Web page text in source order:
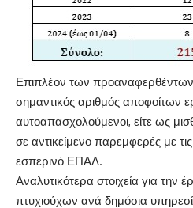
Επιπλέον των προαναφερθέντων,
σημαντικός αριθμός αποφοίτων
αυτοαπασχολούμενοι, είτε ως
σε αντικείμενο παρεμφερές με
εσπερινό ΕΠΑΛ.
Αναλυτικότερα στοιχεία για την
πτυχιούχων ανά δημόσια